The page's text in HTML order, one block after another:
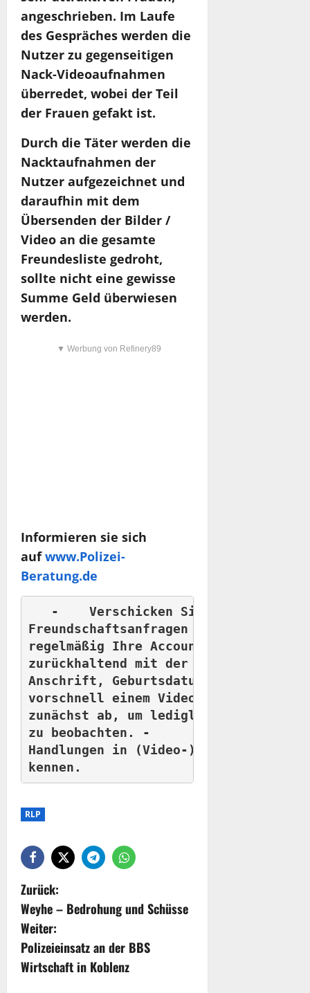
angeschrieben. Im Laufe
des Gespräches werden die
Nutzer zu gegenseitigen
Nack-Videoaufnahmen
überredet, wobei der Teil
der Frauen gefakt ist.
Durch die Täter werden die
Nacktaufnahmen der
Nutzer aufgezeichnet und
daraufhin mit dem
Übersenden der Bilder /
Video an die gesamte
Freundesliste gedroht,
sollte nicht eine gewisse
Summe Geld überwiesen
werden.
▼ Werbung von Refinery89
Informieren sie sich
aufwww.Polizei-
Beratung.de
   -	Verschicken Sie keine Nacktaufnahmen. -	Nehmen Sie keine
Freundschaftsanfragen von fremden Personen
regelmäßig Ihre Account- und Privatsphäre
zurückhaltend mit der
Anschrift, Geburtsdatum oder Arbeitgeber. -
vorschnell einem Videochat zu. -	Im Zweifel: Kleben Sie die Kamera
zunächst ab, um lediglich verbal zu
zu beobachten. -	Stimmen Sie keinen Entblößungen oder intimen
Handlungen in (Video-)Chats zu,
kennen.
RLP
Zurück:
Weyhe – Bedrohung und Schüsse
Weiter:
Polizeieinsatz an der BBS
Wirtschaft in Koblenz